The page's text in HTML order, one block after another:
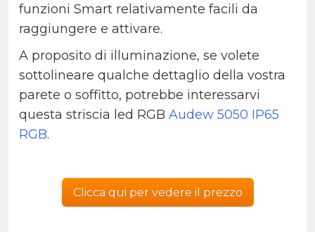
funzioni Smart relativamente facili da
raggiungere e attivare.
A proposito di illuminazione, se volete
sottolineare qualche dettaglio della vostra
parete o soffitto, potrebbe interessarvi
questa striscia led RGB Audew 5050 IP65
RGB.
Clicca qui per vedere il prezzo